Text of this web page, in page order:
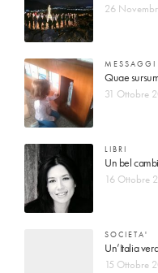
26
Quae
31 Ottobre
LIBRI
Un bel
16 Ottobre
SOCIETA'
Un’Italia
15 Ottobre